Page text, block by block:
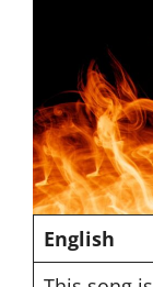
English